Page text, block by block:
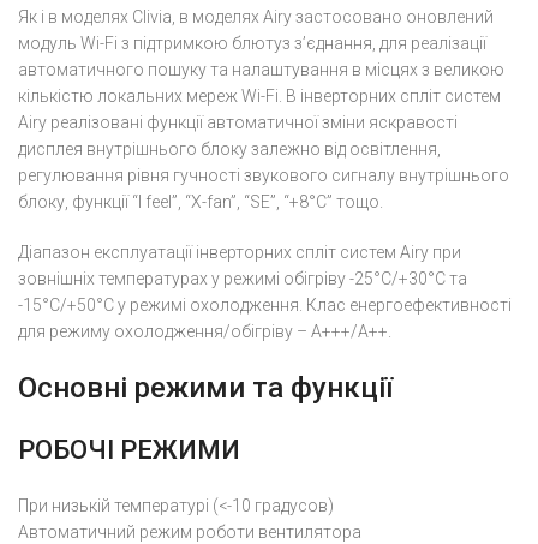
Як і в моделях Clivia, в моделях Airy застосовано оновлений
модуль Wi-Fi з підтримкою блютуз з’єднання, для реалізації
автоматичного пошуку та налаштування в місцях з великою
кількістю локальних мереж Wi-Fi. В інверторних спліт систем
Airy реалізовані функції автоматичної зміни яскравості
дисплея внутрішнього блоку залежно від освітлення,
регулювання рівня гучності звукового сигналу внутрішнього
блоку, функції “I feel”, “X-fan”, “SE”, “+8°C” тощо.
Діапазон експлуатації інверторних спліт систем Airy при
зовнішніх температурах у режимі обігріву -25°C/+30°C та
-15°C/+50°C у режимі охолодження. Клас енергоефективності
для режиму охолодження/обігріву – A+++/A++.
Основні режими та функції
РОБОЧІ РЕЖИМИ
При низькій температурі (<-10 градусов)
Автоматичний режим роботи вентилятора